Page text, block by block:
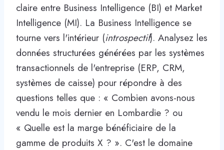
claire entre Business Intelligence (BI) et Market
Intelligence (MI). La Business Intelligence se
tourne vers l'intérieur (introspectif). Analysez les
données structurées générées par les systèmes
transactionnels de l'entreprise (ERP, CRM,
systèmes de caisse) pour répondre à des
questions telles que : « Combien avons-nous
vendu le mois dernier en Lombardie ? ou
« Quelle est la marge bénéficiaire de la
gamme de produits X ? ». C'est le domaine